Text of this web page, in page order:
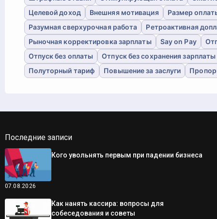
Целевой доход
Внешняя мотивация
Размер
Разумная сверхурочная работа
Ретроактивная
Рыночная корректировка зарплаты
Say on Pay
Отпуск без оплаты
Отпуск без сохранения зарплаты
Полуторный тариф
Повышение за заслуги
Последние записи
07.08.2026
Кого увольнять первым при падении бизнеса
Как нанять кассира: вопросы для
собеседования и советы